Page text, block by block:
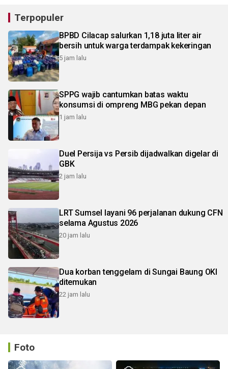
Terpopuler
BPBD Cilacap salurkan 1,18 juta liter air
bersih untuk warga terdampak kekeringan
5 jam lalu
SPPG wajib cantumkan batas waktu
konsumsi di ompreng MBG pekan depan
1 jam lalu
Duel Persija vs Persib dijadwalkan digelar di
GBK
2 jam lalu
LRT Sumsel layani 96 perjalanan dukung CFN
selama Agustus 2026
20 jam lalu
Dua korban tenggelam di Sungai Baung OKI
ditemukan
22 jam lalu
Foto